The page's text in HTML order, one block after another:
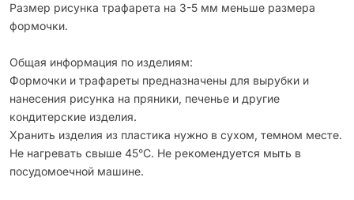
Размер рисунка трафарета на 3-5 мм меньше размера
формочки.
Общая информация по изделиям:
Формочки и трафареты предназначены для вырубки и
нанесения рисунка на пряники, печенье и другие
кондитерские изделия.
Хранить изделия из пластика нужно в сухом, темном месте.
Не нагревать свыше 45°С. Не рекомендуется мыть в
посудомоечной машине.